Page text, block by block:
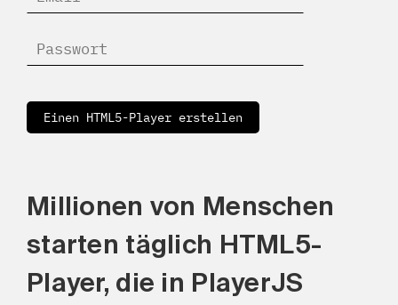
Einen HTML5-Player erstellen
Millionen von Menschen
starten täglich HTML5-
Player, die in PlayerJS